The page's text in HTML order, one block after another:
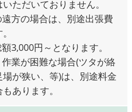
ただいておりません。
方の場合は、別途出張費
3,000円～となります。
業が困難な場合(ツタが絡
場が狭い、等)は、別途料金
あります。